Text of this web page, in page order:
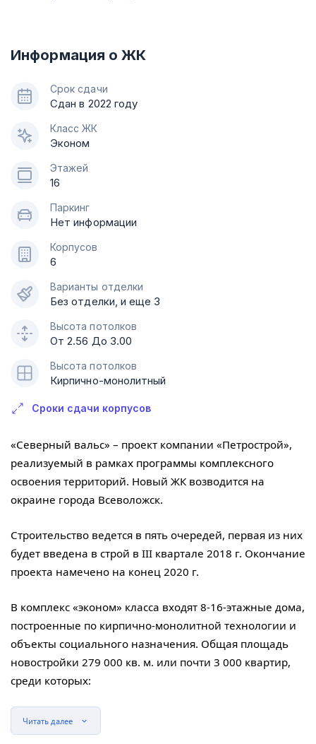
Информация о ЖК
Срок сдачи
Сдан в 2022 году
Класс ЖК
Эконом
Этажей
16
Паркинг
Нет информации
Корпусов
6
Варианты отделки
Без отделки, и еще 3
Высота потолков
От 2.56 До 3.00
Высота потолков
Кирпично-монолитный
Сроки сдачи корпусов
«Северный вальс» – проект компании «Петрострой»,
реализуемый в рамках программы комплексного
освоения территорий. Новый ЖК возводится на
окраине города Всеволожск.
Строительство ведется в пять очередей, первая из них
будет введена в строй в III квартале 2018 г. Окончание
проекта намечено на конец 2020 г.
В комплекс «эконом» класса входят 8-16-этажные дома,
построенные по кирпично-монолитной технологии и
объекты социального назначения. Общая площадь
новостройки 279 000 кв. м. или почти 3 000 квартир,
среди которых:
Читать далее